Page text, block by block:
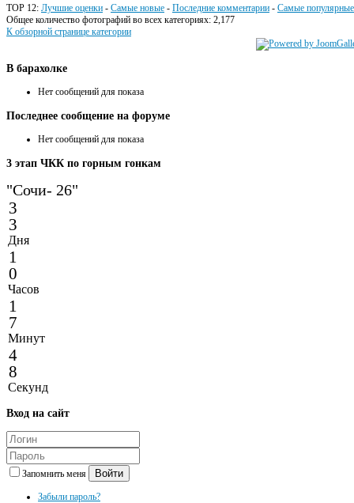
TOP 12: Лучшие оценки - Самые новые - Последние комментарии - Самые популярные
Общее количество фотографий во всех категориях: 2,177
К обзорной странице категории
В барахолке
Нет сообщений для показа
Последнее сообщение на форуме
Нет сообщений для показа
3 этап ЧКК по горным гонкам
"Сочи- 26"
3
3
Дня
1
0
Часов
1
7
Минут
4
8
Секунд
Вход на сайт
Запомнить меня Войти
Забыли пароль?